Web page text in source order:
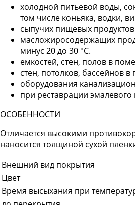
холодной питьевой воды,
том числе коньяка, водки,
сыпучих пищевых
масложиросодержащих
минус 20 до 30 °С.
емкостей, стен, полов в
стен, потолков, бассейнов
оборудования
при реставрации
ОСОБЕННОСТИ
Отличается высокими
наносится толщиной сухой
Внешний вид покрытия
Цвет
Время высыхания при